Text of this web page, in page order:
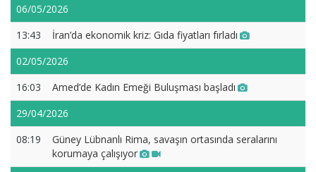
06/05/2026
13:43
İran’da ekonomik kriz: Gıda fiyatları fırladı
02/05/2026
16:03
Amed’de Kadın Emeği Buluşması başladı
29/04/2026
08:19
Güney Lübnanlı Rima, savaşın ortasında seralarını
korumaya çalışıyor